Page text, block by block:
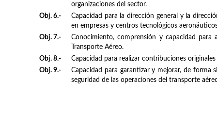
organizaciones del sector.
Obj. 6.-
Capacidad para la dirección general y la
en empresas y centros tecnológicos
Obj. 7.-
Conocimiento, comprensión y capacidad para
Transporte Aéreo.
Obj. 8.-
Capacidad para realizar contribuciones
Obj. 9.-
Capacidad para garantizar y mejorar, de forma
seguridad de las operaciones del transporte